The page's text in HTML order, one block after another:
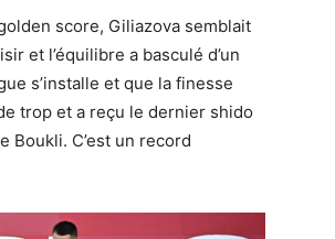
score, Giliazova semblait
et l’équilibre a basculé d’un
s’installe et que la finesse
trop et a reçu le dernier shido
Boukli. C’est un record